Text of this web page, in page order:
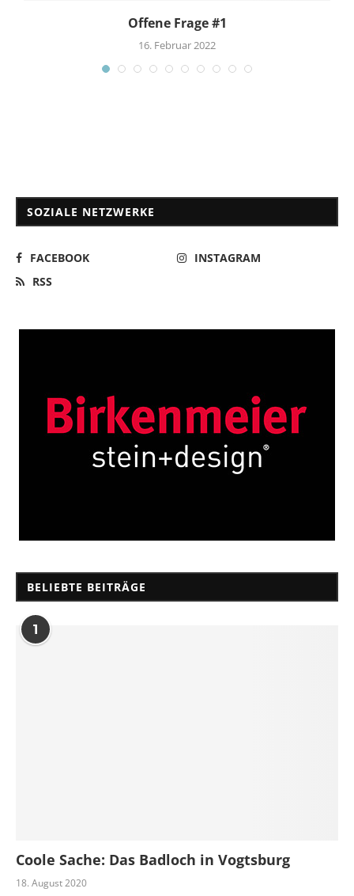
Offene Frage #1
16. Februar 2022
SOZIALE NETZWERKE
FACEBOOK
INSTAGRAM
RSS
BELIEBTE BEITRÄGE
1
Coole Sache: Das Badloch in Vogtsburg
18. August 2020